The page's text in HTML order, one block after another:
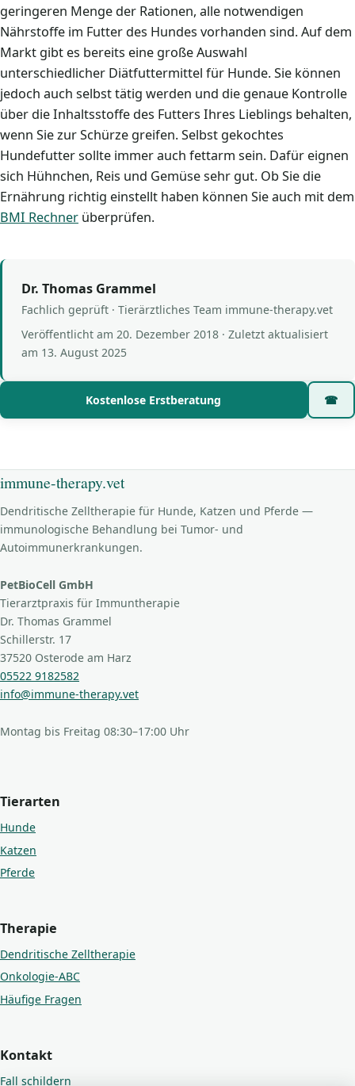
geringeren Menge der Rationen, alle notwendigen
Nährstoffe im Futter des Hundes vorhanden sind. Auf dem
Markt gibt es bereits eine große Auswahl
unterschiedlicher Diätfuttermittel für Hunde. Sie können
jedoch auch selbst tätig werden und die genaue Kontrolle
über die Inhaltsstoffe des Futters Ihres Lieblings behalten,
wenn Sie zur Schürze greifen. Selbst gekochtes
Hundefutter sollte immer auch fettarm sein. Dafür eignen
sich Hühnchen, Reis und Gemüse sehr gut. Ob Sie die
Ernährung richtig einstellt haben können Sie auch mit dem
BMI Rechner überprüfen.
Dr. Thomas Grammel
Fachlich geprüft · Tierärztliches Team immune-therapy.vet
Veröffentlicht am 20. Dezember 2018 · Zuletzt aktualisiert
am 13. August 2025
Kostenlose Erstberatung ☎
immune-therapy.vet
Dendritische Zelltherapie für Hunde, Katzen und Pferde —
immunologische Behandlung bei Tumor- und
Autoimmunerkrankungen.
PetBioCell GmbH
Tierarztpraxis für Immuntherapie
Dr. Thomas Grammel
Schillerstr. 17
37520 Osterode am Harz
05522 9182582
info@immune-therapy.vet
Montag bis Freitag 08:30–17:00 Uhr
Tierarten
Hunde
Katzen
Pferde
Therapie
Dendritische Zelltherapie
Onkologie-ABC
Häufige Fragen
Kontakt
Fall schildern